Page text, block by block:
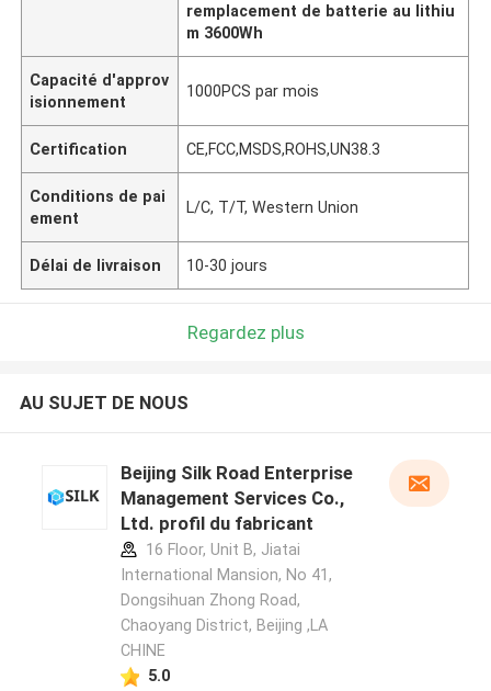
remplacement de batterie au lithiu
m 3600Wh
Capacité d'approv
isionnement
1000PCS par mois
Certification CE,FCC,MSDS,ROHS,UN38.3
Conditions de pai
ement
L/C, T/T, Western Union
Délai de livraison 10-30 jours
Regardez plus
AU SUJET DE NOUS
Beijing Silk Road Enterprise
Management Services Co.,
Ltd. profil du fabricant
16 Floor, Unit B, Jiatai
International Mansion, No 41,
Dongsihuan Zhong Road,
Chaoyang District, Beijing ,LA
CHINE
5.0